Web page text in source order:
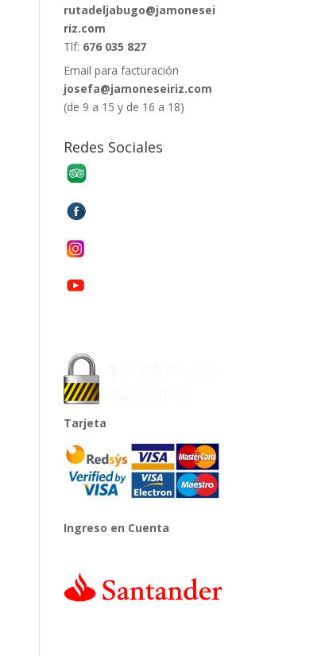
rutadeljabugo@jamonesei
riz.com
Tlf: 676 035 827
Email para facturación
josefa@jamoneseiriz.com
(de 9 a 15 y de 16 a 18)
Redes Sociales
Tarjeta
Ingreso en Cuenta